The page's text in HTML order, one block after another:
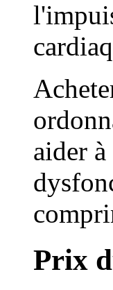
aider
Prix